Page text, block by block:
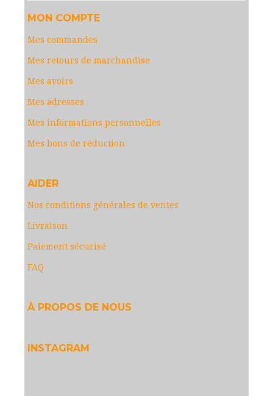
MON COMPTE
Mes commandes
Mes retours de marchandise
Mes avoirs
Mes adresses
Mes informations personnelles
Mes bons de réduction
AIDER
Nos conditions générales de ventes
Livraison
Paiement sécurisé
FAQ
À PROPOS DE NOUS
INSTAGRAM